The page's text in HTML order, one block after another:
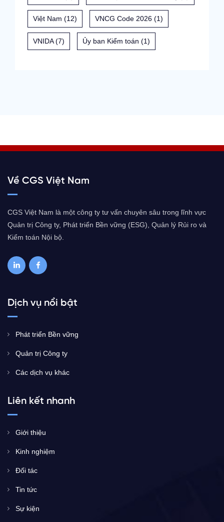
Việt Nam (12) VNCG Code 2026 (1)
VNIDA(7) Ủy ban Kiểm toán (1)
Về CGS Việt Nam
CGS Việt Nam là một công ty tư vấn chuyên sâu trong lĩnh vực
Quản trị Công ty, Phát triển Bền vững (ESG), Quản lý Rủi ro và
Kiểm toán Nội bộ.
Dịch vụ nổi bật
Phát triển Bền vững
Quản trị Công ty
Các dịch vụ khác
Liên kết nhanh
Giới thiệu
Kinh nghiệm
Đối tác
Tin tức
Sự kiện